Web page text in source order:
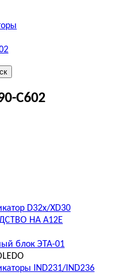
C602
D32x/XD30
НА A12E
блок ЭТА-01
IND231/IND236